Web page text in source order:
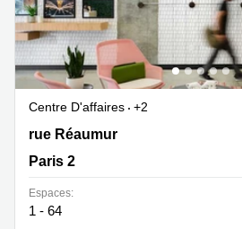
Centre D'affaires
+2
124 rue Réaumur, Paris 2
rue Réaumur
Paris 2
Espaces:
1 - 64